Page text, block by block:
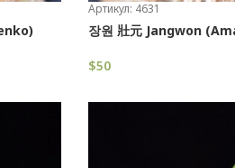
Артикул: 4631
장원 壯元 Jangwon
$50